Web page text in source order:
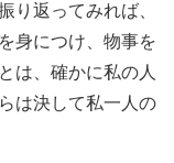
り返ってみれば、
身につけ、物事を
は、確かに私の人
は決して私一人の